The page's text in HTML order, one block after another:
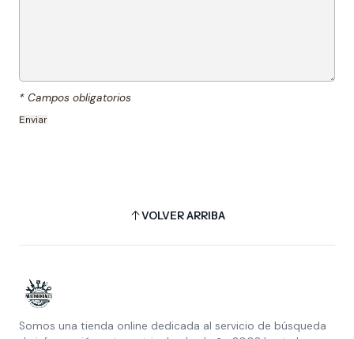
* Campos obligatorios
VOLVER ARRIBA
Somos una tienda online dedicada al servicio de búsqueda